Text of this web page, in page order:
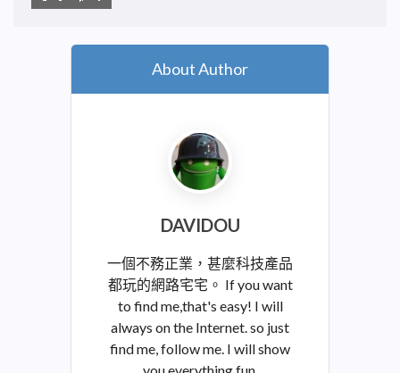
About Author
DAVIDOU
一個不務正業，甚麼科技產品
都玩的網路宅宅。 If you want
to find me,that's easy! I will
always on the Internet. so just
find me, follow me. I will show